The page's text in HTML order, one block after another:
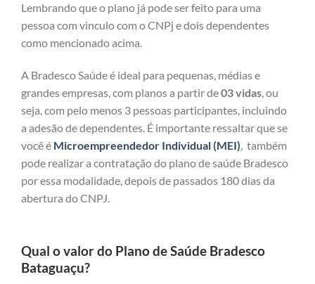
Lembrando que o plano já pode ser feito para uma
pessoa com vinculo com o CNPj e dois dependentes
como mencionado acima.
A Bradesco Saúde é ideal para pequenas, médias e
grandes empresas, com planos a partir de03 vidas, ou
seja, com pelo menos 3 pessoas participantes, incluindo
a adesão de dependentes. É importante ressaltar que se
você é Microempreendedor Individual (MEI), também
pode realizar a contratação do plano de saúde Bradesco
por essa modalidade, depois de passados 180 dias da
abertura do CNPJ.
Qual o valor do Plano de Saúde Bradesco
Bataguaçu?